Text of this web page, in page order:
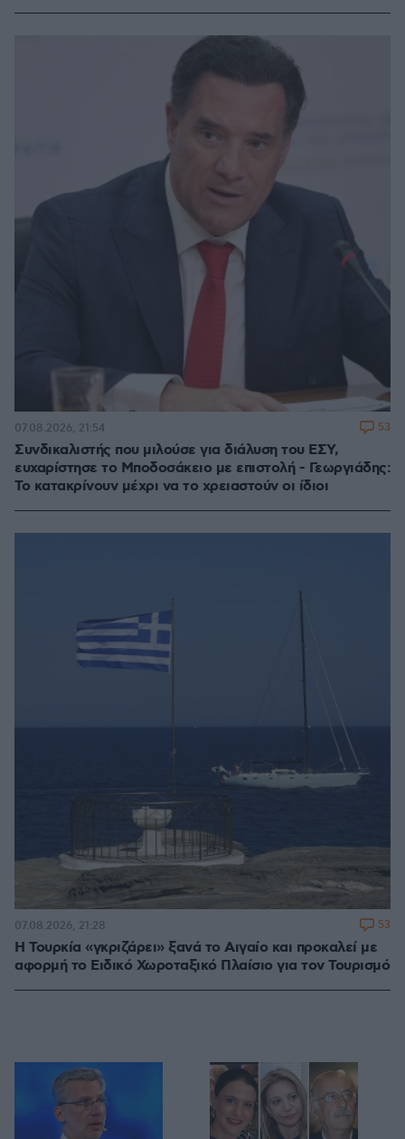
Συνδικαλιστής που μιλούσε για διάλυση του ΕΣΥ,
ευχαρίστησε το Μποδοσάκειο με επιστολή - Γεωργιάδης:
Το κατακρίνουν μέχρι να το χρειαστούν οι ίδιοι
07.08.2026, 21:54 53
Η Τουρκία «γκριζάρει» ξανά το Αιγαίο και προκαλεί με
αφορμή το Ειδικό Χωροταξικό Πλαίσιο για τον Τουρισμό
07.08.2026, 21:28 53